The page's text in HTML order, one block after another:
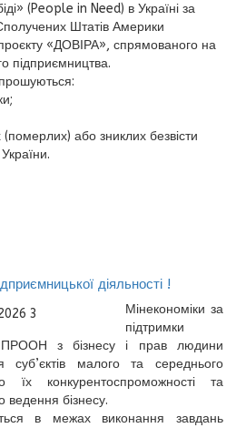
(People in Need) в Україні за
Штатів Америки
«ДОВІРА», спрямованого на
підприємництва.
або зниклих безвісти
діяльності !
Мінекономіки за
підтримки
ПРООН з бізнесу і прав людини
суб’єктів малого та середнього
їх конкурентоспроможності та
ведення бізнесу.
в межах виконання завдань